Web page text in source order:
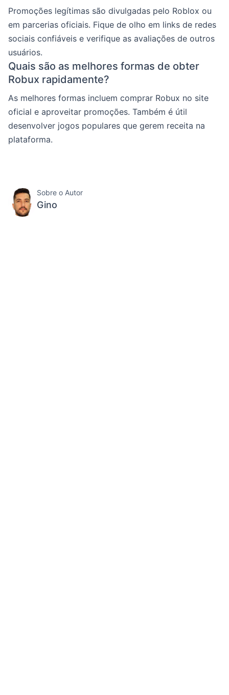
Promoções legítimas são divulgadas pelo Roblox ou
em parcerias oficiais. Fique de olho em links de redes
sociais confiáveis e verifique as avaliações de outros
usuários.
Quais são as melhores formas de obter
Robux rapidamente?
As melhores formas incluem comprar Robux no site
oficial e aproveitar promoções. Também é útil
desenvolver jogos populares que gerem receita na
plataforma.
Sobre o Autor
Gino